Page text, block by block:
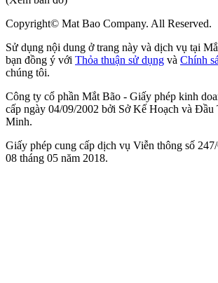
Copyright© Mat Bao Company. All Reserved.
Sử dụng nội dung ở trang này và dịch vụ tại
bạn đồng ý với Thỏa thuận sử dụng và Chính
chúng tôi.
Công ty cổ phần Mắt Bão - Giấy phép kinh
cấp ngày 04/09/2002 bởi Sở Kế Hoạch và
Minh.
Giấy phép cung cấp dịch vụ Viễn thông số
08 tháng 05 năm 2018.